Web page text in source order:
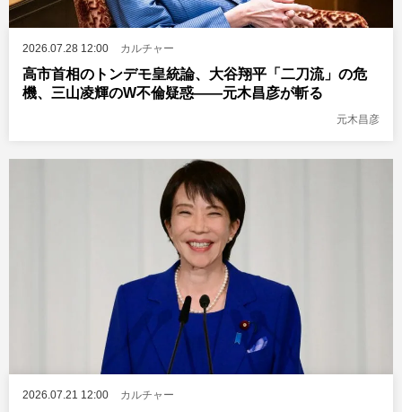
2026.07.28 12:00 カルチャー
高市首相のトンデモ皇統論、大谷翔平「二刀流」の危
機、三山凌輝のW不倫疑惑――元木昌彦が斬る
元木昌彦
2026.07.21 12:00 カルチャー